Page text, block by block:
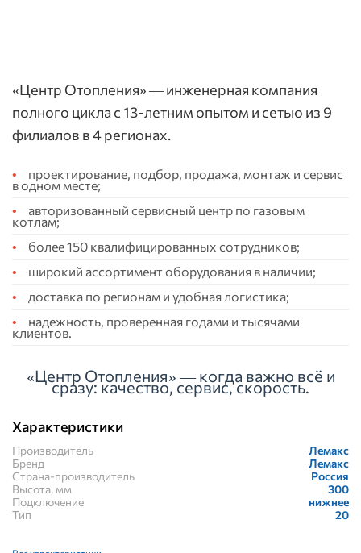
«Центр Отопления» — инженерная компания
полного цикла с 13-летним опытом и сетью из 9
филиалов в 4 регионах.
проектирование, подбор, продажа, монтаж и сервис
в одном месте;
авторизованный сервисный центр по газовым
котлам;
более 150 квалифицированных сотрудников;
широкий ассортимент оборудования в наличии;
доставка по регионам и удобная логистика;
надежность, проверенная годами и тысячами
клиентов.
«Центр Отопления» — когда важно всё и
сразу: качество, сервис, скорость.
Характеристики
Производитель
Лемакс
Бренд
Лемакс
Страна-производитель
Россия
Высота, мм
300
Подключение
нижнее
Тип
20